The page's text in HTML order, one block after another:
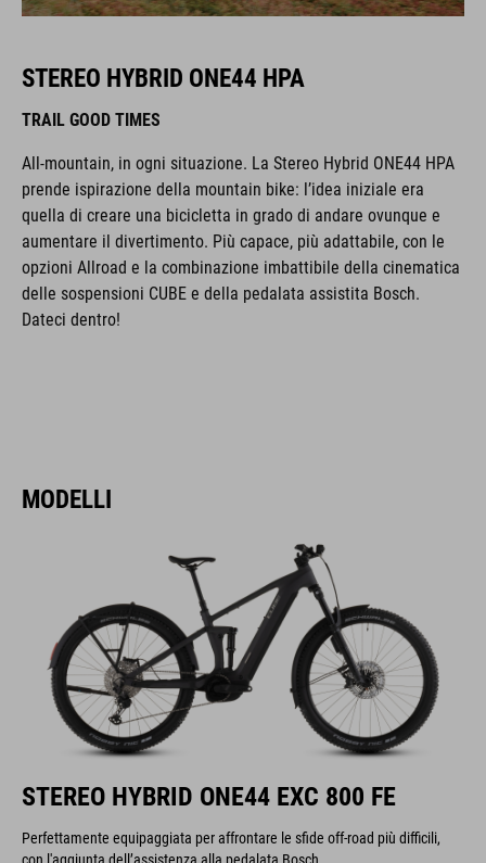
STEREO HYBRID ONE44 HPA
TRAIL GOOD TIMES
All-mountain, in ogni situazione. La Stereo Hybrid ONE44 HPA
prende ispirazione della mountain bike: l’idea iniziale era
quella di creare una bicicletta in grado di andare ovunque e
aumentare il divertimento. Più capace, più adattabile, con le
opzioni Allroad e la combinazione imbattibile della cinematica
delle sospensioni CUBE e della pedalata assistita Bosch.
Dateci dentro!
MODELLI
STEREO HYBRID ONE44 EXC 800 FE
Perfettamente equipaggiata per affrontare le sfide off-road più difficili,
con l'aggiunta dell’assistenza alla pedalata Bosch